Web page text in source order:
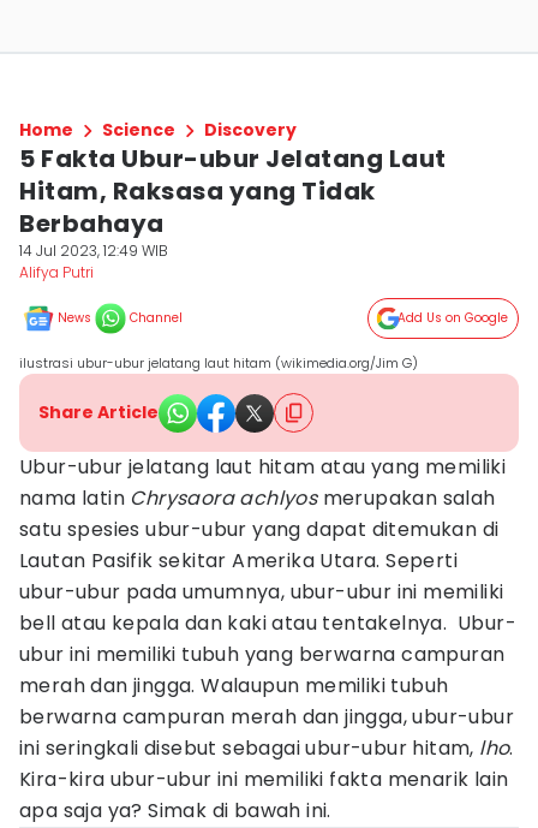
Home Science Discovery
5 Fakta Ubur-ubur Jelatang Laut
Hitam, Raksasa yang Tidak
Berbahaya
14 Jul 2023, 12:49 WIB
Alifya Putri
News Channel Add Us on Google
ilustrasi ubur-ubur jelatang laut hitam (wikimedia.org/Jim G)
Share Article
Ubur-ubur jelatang laut hitam atau yang memiliki
nama latin Chrysaora achlyosmerupakan salah
satu spesies ubur-ubur yang dapat ditemukan di
Lautan Pasifik sekitar Amerika Utara. Seperti
ubur-ubur pada umumnya, ubur-ubur ini memiliki
bell atau kepala dan kaki atau tentakelnya. Ubur-
ubur ini memiliki tubuh yang berwarna campuran
merah dan jingga. Walaupun memiliki tubuh
berwarna campuran merah dan jingga, ubur-ubur
ini seringkali disebut sebagai ubur-ubur hitam, lho.
Kira-kira ubur-ubur ini memiliki fakta menarik lain
apa saja ya? Simak di bawah ini.